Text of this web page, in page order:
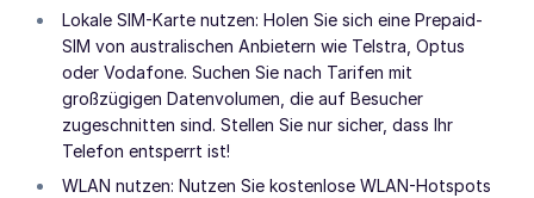
Lokale SIM-Karte nutzen: Holen Sie sich eine Prepaid-
SIM von australischen Anbietern wie Telstra, Optus
oder Vodafone. Suchen Sie nach Tarifen mit
großzügigen Datenvolumen, die auf Besucher
zugeschnitten sind. Stellen Sie nur sicher, dass Ihr
Telefon entsperrt ist!
WLAN nutzen: Nutzen Sie kostenlose WLAN-Hotspots